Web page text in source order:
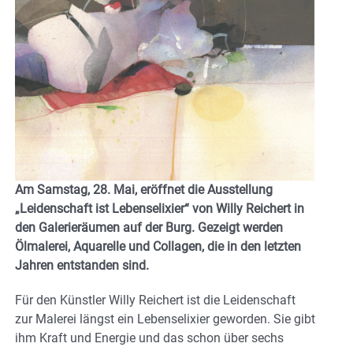
Am Samstag, 28. Mai, eröffnet die Ausstellung
„Leidenschaft ist Lebenselixier“ von Willy Reichert in
den Galerieräumen auf der Burg. Gezeigt werden
Ölmalerei, Aquarelle und Collagen, die in den letzten
Jahren entstanden sind.
Für den Künstler Willy Reichert ist die Leidenschaft
zur Malerei längst ein Lebenselixier geworden. Sie gibt
ihm Kraft und Energie und das schon über sechs